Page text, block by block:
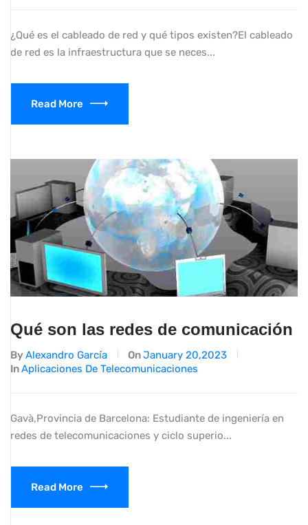
¿Qué es el cableado de red y qué tipos existen?El cableado
de red es la infraestructura que se neces...
Read More
Qué son las redes de comunicación
By Alexandro García OnJanuary 20,2023
InAplicaciones De Telecomunicaciones
Gavà,Provincia de Barcelona: Estudiante de ingeniería en
redes de telecomunicaciones y ciclo superio...
Read More